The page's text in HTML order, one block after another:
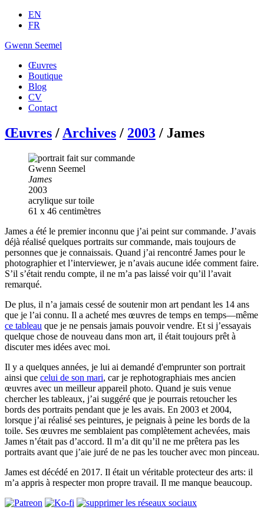
EN
FR
Gwenn Seemel
Œuvres
Boutique
Blog
CV
Contact
Œuvres / Archives / 2003 / James
Gwenn Seemel
James
2003
acrylique sur toile
61 x 46 centimètres
James a été le premier inconnu que j’ai peint sur commande. J’avais
déjà réalisé quelques portraits sur commande, mais toujours de
personnes que je connaissais. Quand j’ai rencontré James pour le
photographier et l’interviewer, je n’avais aucune idée comment faire.
S’il s’était rendu compte, il ne m’a pas laissé voir qu’il l’avait
remarqué.
De plus, il n’a jamais cessé de soutenir mon art pendant les 14 ans
que je l’ai connu. Il a acheté mes œuvres de temps en temps—même
ce tableau que je ne pensais jamais pouvoir vendre. Et si j’essayais
quelque chose de nouveau dans mon art, il était toujours prêt à
discuter mes idées avec moi.
Il y a quelques années, je lui ai demandé d'emprunter son portrait
ainsi que celui de son mari, car je rephotographiais mes ancien
œuvres avec un meilleur appareil photo. Quand je suis venue
chercher les tableaux, j’ai suggéré que je pourrais retoucher les
bords des portraits pendant que je les avais. En 2003 et 2004,
lorsque j’ai réalisé ses peintures, je peignais à peine les bords de la
toile. Ses œuvres me semblaient pas complètement achevées, mais
James n’était pas d’accord. Il m’a dit qu’il ne me prêtera pas les
portraits avant que j’aie juré de ne pas les toucher avec mon pinceau.
James est décédé en 2017. Il était un véritable protecteur des arts: il
m’a appris à respecter mon propre travail. Il me manque beaucoup.